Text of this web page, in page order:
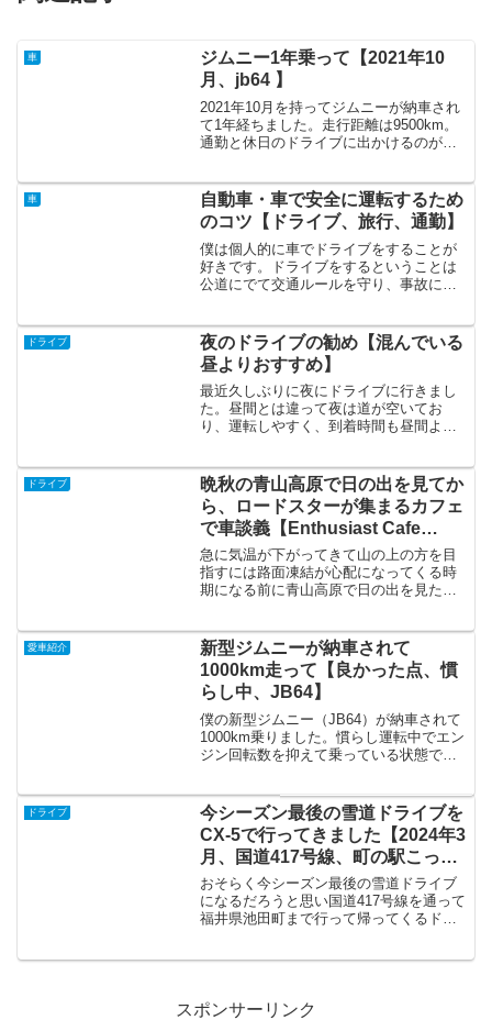
車
ジムニー1年乗って【2021年10
月、jb64 】
2021年10月を持ってジムニーが納車され
て1年経ちました。走行距離は9500km。
通勤と休日のドライブに出かけるのが主
どんな道(未舗装路や狭い道など)でも走れ
て、汚れ...
車
自動車・車で安全に運転するため
のコツ【ドライブ、旅行、通勤】
僕は個人的に車でドライブをすることが
好きです。ドライブをするということは
公道にでて交通ルールを守り、事故に遭
年ちかく通勤にドライブに毎日運転をし
ている状況で、無事故無違...
ドライブ
夜のドライブの勧め【混んでいる
昼よりおすすめ】
最近久しぶりに夜にドライブに行きまし
た。昼間とは違って夜は道が空いてお
り、運転しやすく、到着時間も昼間より
らではの夜景を楽しみながらドライブを
することができました。夜の...
ドライブ
晩秋の青山高原で日の出を見てか
ら、ロードスターが集まるカフェ
で車談義【Enthusiast Cafe
307、２０２５年１１月】
急に気温が下がってきて山の上の方を目
指すには路面凍結が心配になってくる時
期になる前に青山高原で日の出を見たい
風呂ロードスターという感じで気持ちよ
く、青山高原での日の出は...
愛車紹介
新型ジムニーが納車されて
1000km走って【良かった点、慣
らし中、JB64】
僕の新型ジムニー（JB64）が納車されて
1000km乗りました。慣らし運転中でエン
ジン回転数を抑えて乗っている状態での
た点は以下の通りです。遅いけど楽しい
悪条件の道も...
ドライブ
今シーズン最後の雪道ドライブを
CX-5で行ってきました【2024年3
月、国道417号線、町の駅こって
池田】
おそらく今シーズン最後の雪道ドライブ
になるだろうと思い国道417号線を通って
福井県池田町まで行って帰ってくるドラ
スポンサーリンク